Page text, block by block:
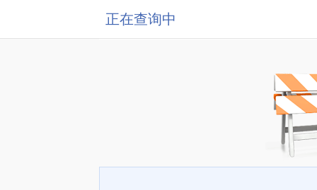
正在查询中